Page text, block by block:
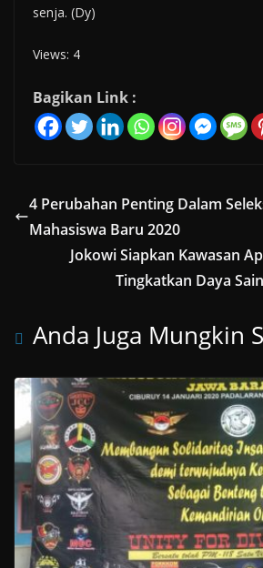
senja. (Dy)
Views: 4
Bagikan Link :
4 Perubahan Penting Dalam
Mahasiswa Baru 2020
Jokowi Siapkan Kawasan
Tingkatkan Daya
Anda Juga Mungkin